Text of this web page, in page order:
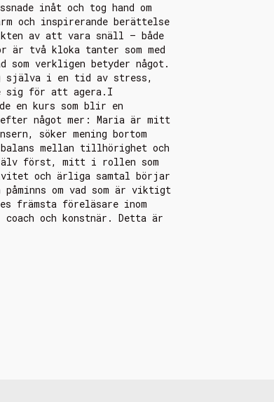
inåt och tog hand om
och inspirerande berättelse
av att vara snäll – både
är två kloka tanter som med
som verkligen betyder något.
själva i en tid av stress,
sig för att agera.I
en kurs som blir en
något mer: Maria är mitt
söker mening bortom
mellan tillhörighet och
först, mitt i rollen som
och ärliga samtal börjar
om vad som är viktigt
främsta föreläsare inom
coach och konstnär. Detta är